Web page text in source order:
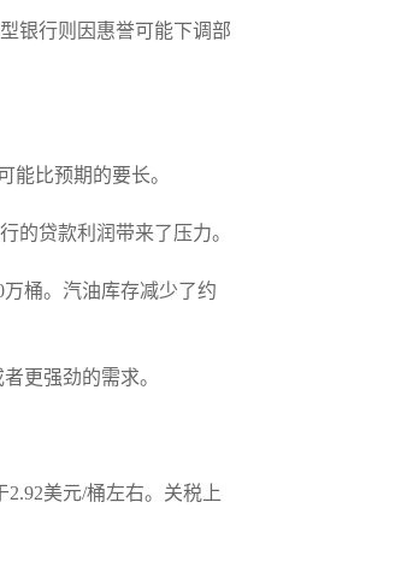
银行则因惠誉可能下调部
能比预期的要长。
的贷款利润带来了压力。
桶。汽油库存减少了约
更强劲的需求。
美元/桶左右。关税上